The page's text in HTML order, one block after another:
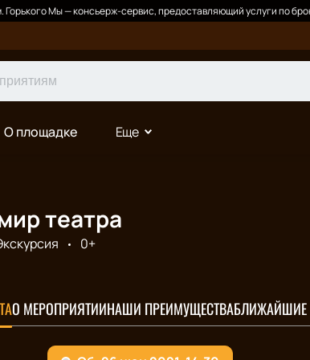
Мы — консьерж-сервис, предоставляющий услуги по
О площадке Еще
театра
0+
О МЕРОПРИЯТИИНАШИ ПРЕИМУЩЕСТВАБЛИЖАЙШИЕ